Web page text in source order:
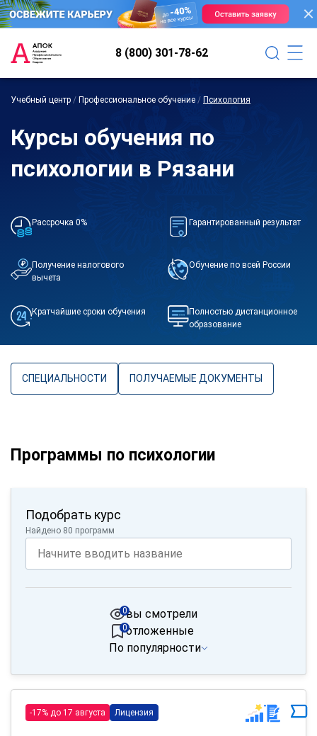
8 (800) 301-78-62
Учебный центр / Профессиональное обучение / Психология
Курсы обучения по
психологии в Рязани
Рассрочка 0% Гарантированный результат
Получение налогового
вычета
Обучение по всей России
Кратчайшие сроки обучения
Полностью дистанционное
образование
СПЕЦИАЛЬНОСТИ ПОЛУЧАЕМЫЕ ДОКУМЕНТЫ
Программы по психологии
Подобрать курс
Найдено 80 программ
вы смотрели
0
отложенные
0
По популярности
-17% до 17 августа Лицензия